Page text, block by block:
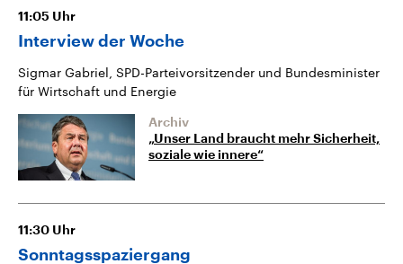
11:05 Uhr
Interview der Woche
Sigmar Gabriel, SPD-Parteivorsitzender und Bundesminister
für Wirtschaft und Energie
Archiv
„Unser Land braucht mehr Sicherheit,
soziale wie innere“
11:30 Uhr
Sonntagsspaziergang